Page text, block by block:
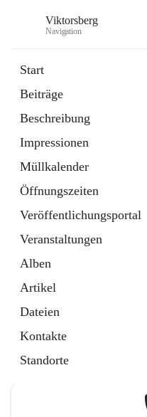
Viktorsberg
Navigation
Start
Beiträge
Beschreibung
Impressionen
Müllkalender
Öffnungszeiten
Veröffentlichungsportal
Veranstaltungen
Alben
Artikel
Dateien
Kontakte
Standorte
1 Schnellzugriff
Bürgerservice
10 Schnellzugriffe